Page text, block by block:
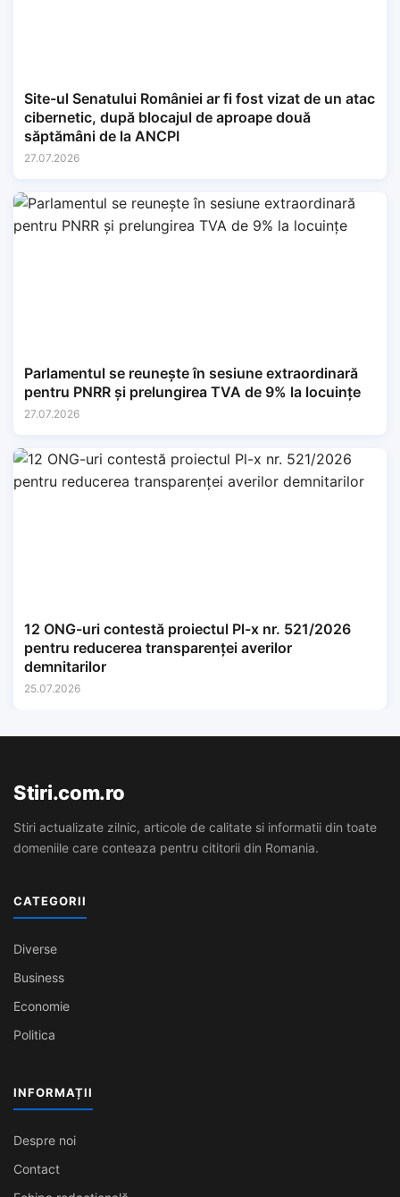
Site-ul Senatului României ar fi fost vizat de un atac
cibernetic, după blocajul de aproape două
săptămâni de la ANCPI
27.07.2026
Parlamentul se reunește în sesiune extraordinară
pentru PNRR și prelungirea TVA de 9% la locuințe
27.07.2026
12 ONG-uri contestă proiectul Pl-x nr. 521/2026
pentru reducerea transparenței averilor
demnitarilor
25.07.2026
Stiri.com.ro
Stiri actualizate zilnic, articole de calitate si informatii din toate
domeniile care conteaza pentru cititorii din Romania.
CATEGORII
Diverse
Business
Economie
Politica
INFORMAȚII
Despre noi
Contact